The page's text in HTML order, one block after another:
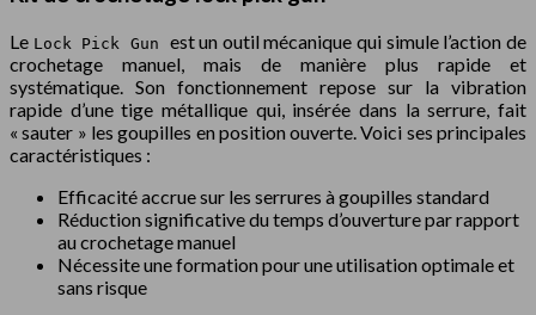
Le Lock Pick Gun est un outil mécanique qui simule l’action de
crochetage manuel, mais de manière plus rapide et
systématique. Son fonctionnement repose sur la vibration
rapide d’une tige métallique qui, insérée dans la serrure, fait
« sauter » les goupilles en position ouverte. Voici ses principales
caractéristiques :
Efficacité accrue sur les serrures à goupilles standard
Réduction significative du temps d’ouverture par rapport
au crochetage manuel
Nécessite une formation pour une utilisation optimale et
sans risque